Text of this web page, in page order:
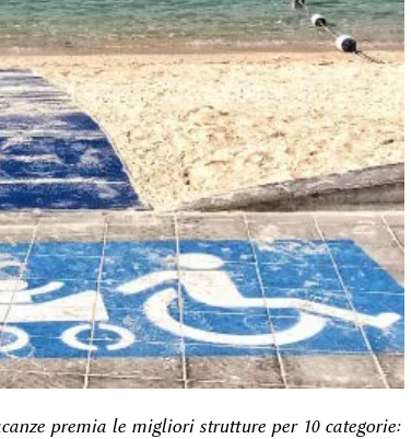
premia le migliori strutture per 10 categorie: